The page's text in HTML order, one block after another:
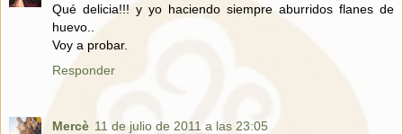
Qué delicia!!! y yo haciendo siempre aburridos flanes de
huevo..
Voy a probar.
Responder
Mercè 11 de julio de 2011 a las 23:05